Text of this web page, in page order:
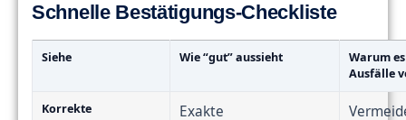
Schnelle Bestätigungs-Checkliste
Siehe Wie “gut” aussieht
Warum
Ausfälle
Korrekte
Exakte